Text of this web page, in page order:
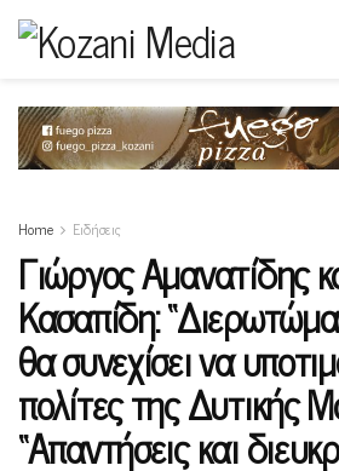
Home Ειδήσεις
Γιώργος Αμανατίδης
Κασαπίδη:
θα συνεχίσει να
πολίτες της Δυτικής
“Απαντήσεις και